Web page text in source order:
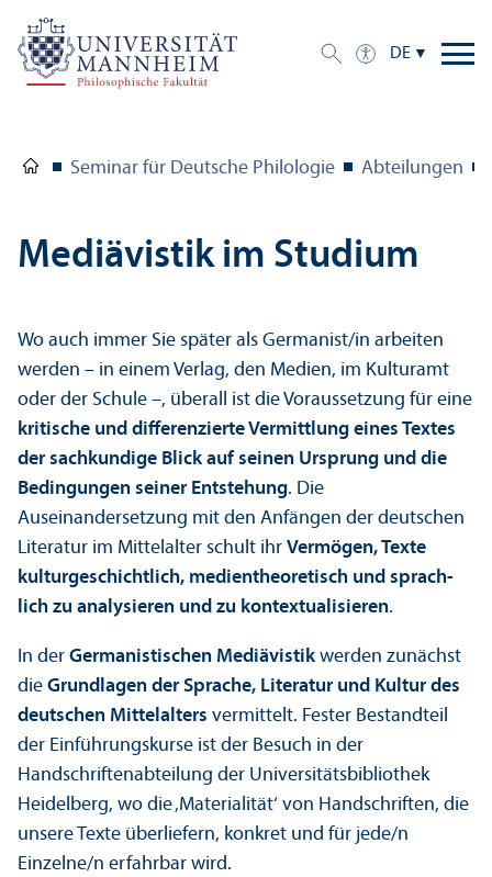
DE
Seminar für Deutsche Philologie Abteilungen
Mediävistik im Studium
Wo auch immer Sie später als Germanist/in arbeiten
werden – in einem Verlag, den Medien, im Kulturamt
oder der Schule –, überall ist die Voraussetzung für eine
kritische und differenzierte Vermittlung eines Textes
der sachkundige Blick auf seinen Ursprung und die
Bedingungen seiner Entstehung. Die
Auseinandersetzung mit den Anfängen der deutschen
Literatur im Mittelalter schult ihr Vermögen, Texte
kulturgeschichtlich, medientheoretisch und sprach­
lich zu analysieren und zu kontextualisieren.
In der Germanistischen Mediävistikwerden zunächst
die Grundlagen der Sprache, Literatur und Kultur des
deutschen Mittelalters vermittelt. Fester Bestandteil
der Einführungs­kurse ist der Besuch in der
Handschriftenabteilung der Universitäts­bibliothek
Heidelberg, wo die ‚Materialität‘ von Handschriften, die
unsere Texte überliefern, konkret und für jede/n
Einzelne/n erfahrbar wird.